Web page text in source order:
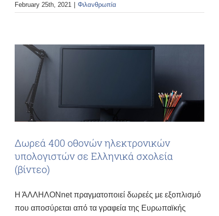
February 25th, 2021 Φιλανθρωπία
Δωρεά 400 οθονών ηλεκτρονικών
υπολογιστών σε Ελληνικά σχολεία
(βίντεο)
Η ΆΛΛΗΛΟΝnet πραγματοποιεί δωρεές με εξοπλισμό
που αποσύρεται από τα γραφεία της Ευρωπαϊκής